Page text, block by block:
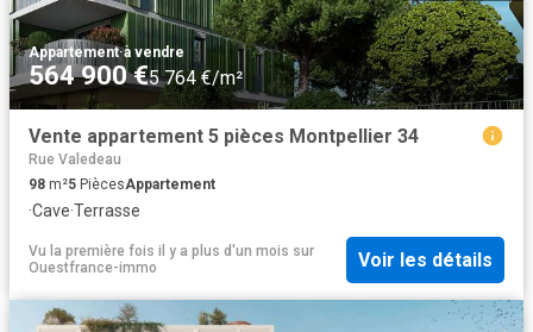
Appartement·à vendre
564 900 €5 764 €/m²
Vente appartement 5 pièces Montpellier 34
Rue Valedeau
98 m²5 PiècesAppartement
·Cave·Terrasse
Vu la première fois il y a plus d'un mois sur
Ouestfrance-immo
Voir les détails